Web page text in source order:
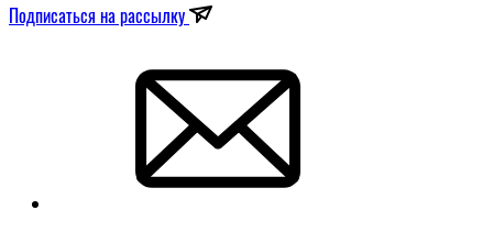
Подписаться на рассылку